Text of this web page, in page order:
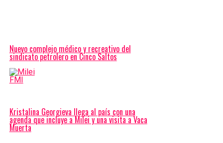
Nuevo complejo médico y recreativo del
sindicato petrolero en Cinco Saltos
Kristalina Georgieva llega al país con una
agenda que incluye a Milei y una visita a Vaca
Muerta